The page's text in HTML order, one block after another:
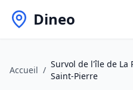
Dineo
Accueil /
Survol de l'île de La
Saint-Pierre